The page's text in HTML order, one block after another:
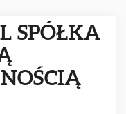
SPÓŁKA